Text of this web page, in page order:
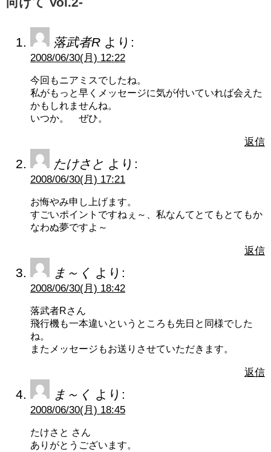
落武者R より:
2008/06/30(月) 12:22
今回もニアミスでしたね。
私がもっと早くメッセージに気が付いていれば会えた
かもしれませんね。
いつか。 ぜひ。
返信
たけさと より:
2008/06/30(月) 17:21
お悔やみ申し上げます。
すごいポイントですねぇ～、私なんてとてもとてもか
なわぬ夢ですよ～
返信
ま～く より:
2008/06/30(月) 18:42
落武者Rさん
飛行機も一本違いというところも先日と同様でした
ね。
またメッセージもお送りさせていただきます。
返信
ま～く より:
2008/06/30(月) 18:45
たけさと さん
ありがとうございます。